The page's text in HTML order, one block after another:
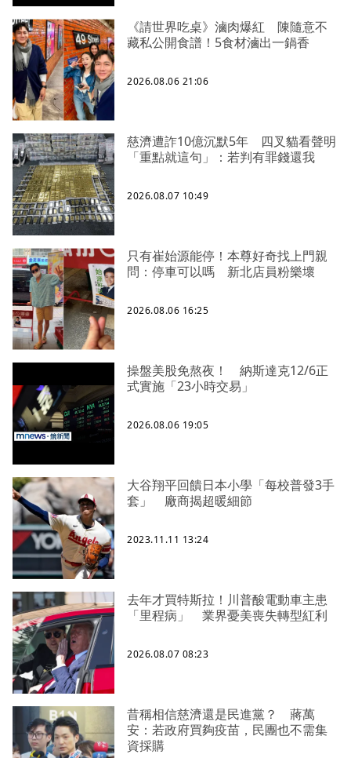
《請世界吃桌》滷肉爆紅 陳隨意不
藏私公開食譜！5食材滷出一鍋香
2026.08.06 21:06
慈濟遭詐10億沉默5年 四叉貓看聲明
「重點就這句」：若判有罪錢還我
2026.08.07 10:49
只有崔始源能停！本尊好奇找上門親
問：停車可以嗎 新北店員粉樂壞
2026.08.06 16:25
操盤美股免熬夜！ 納斯達克12/6正
式實施「23小時交易」
2026.08.06 19:05
大谷翔平回饋日本小學「每校普發3手
套」 廠商揭超暖細節
2023.11.11 13:24
去年才買特斯拉！川普酸電動車主患
「里程病」 業界憂美喪失轉型紅利
2026.08.07 08:23
昔稱相信慈濟還是民進黨？ 蔣萬
安：若政府買夠疫苗，民團也不需集
資採購